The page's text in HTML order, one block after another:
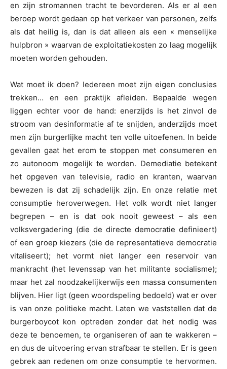
en zijn stromannen tracht te bevorderen. Als er al een
beroep wordt gedaan op het verkeer van personen, zelfs
als dat heilig is, dan is dat alleen als een « menselijke
hulpbron » waarvan de exploitatiekosten zo laag mogelijk
moeten worden gehouden.
Wat moet ik doen? Iedereen moet zijn eigen conclusies
trekken… en een praktijk afleiden. Bepaalde wegen
liggen echter voor de hand: enerzijds is het zinvol de
stroom van desinformatie af te snijden, anderzijds moet
men zijn burgerlijke macht ten volle uitoefenen. In beide
gevallen gaat het erom te stoppen met consumeren en
zo autonoom mogelijk te worden. Demediatie betekent
het opgeven van televisie, radio en kranten, waarvan
bewezen is dat zij schadelijk zijn. En onze relatie met
consumptie heroverwegen. Het volk wordt niet langer
begrepen – en is dat ook nooit geweest – als een
volksvergadering (die de directe democratie definieert)
of een groep kiezers (die de representatieve democratie
vitaliseert); het vormt niet langer een reservoir van
mankracht (het levenssap van het militante socialisme);
maar het zal noodzakelijkerwijs een massa consumenten
blijven. Hier ligt (geen woordspeling bedoeld) wat er over
is van onze politieke macht. Laten we vaststellen dat de
burgerboycot kon optreden zonder dat het nodig was
deze te benoemen, te organiseren of aan te wakkeren –
en dus de uitvoering ervan strafbaar te stellen. Er is geen
gebrek aan redenen om onze consumptie te hervormen.